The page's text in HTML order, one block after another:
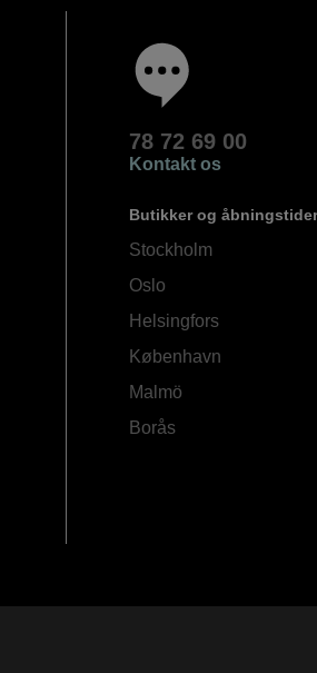
78 72 69 00
Kontakt os
Butikker og
Stockholm
Oslo
Helsingfors
København
Malmö
Borås